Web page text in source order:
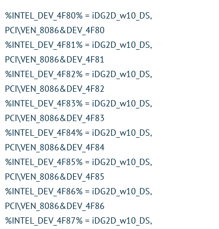
%INTEL_DEV_4F80% = iDG2D_w10_DS,
PCI\VEN_8086&DEV_4F80
%INTEL_DEV_4F81% = iDG2D_w10_DS,
PCI\VEN_8086&DEV_4F81
%INTEL_DEV_4F82% = iDG2D_w10_DS,
PCI\VEN_8086&DEV_4F82
%INTEL_DEV_4F83% = iDG2D_w10_DS,
PCI\VEN_8086&DEV_4F83
%INTEL_DEV_4F84% = iDG2D_w10_DS,
PCI\VEN_8086&DEV_4F84
%INTEL_DEV_4F85% = iDG2D_w10_DS,
PCI\VEN_8086&DEV_4F85
%INTEL_DEV_4F86% = iDG2D_w10_DS,
PCI\VEN_8086&DEV_4F86
%INTEL_DEV_4F87% = iDG2D_w10_DS,